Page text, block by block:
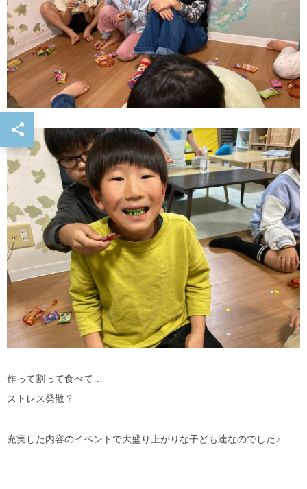
作って割って食べて…
ストレス発散？
充実した内容のイベントで大盛り上がりな子ども達なのでした♪